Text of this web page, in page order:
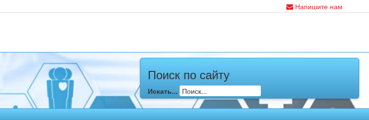
Напишите нам
Поиск по сайту
Искать...